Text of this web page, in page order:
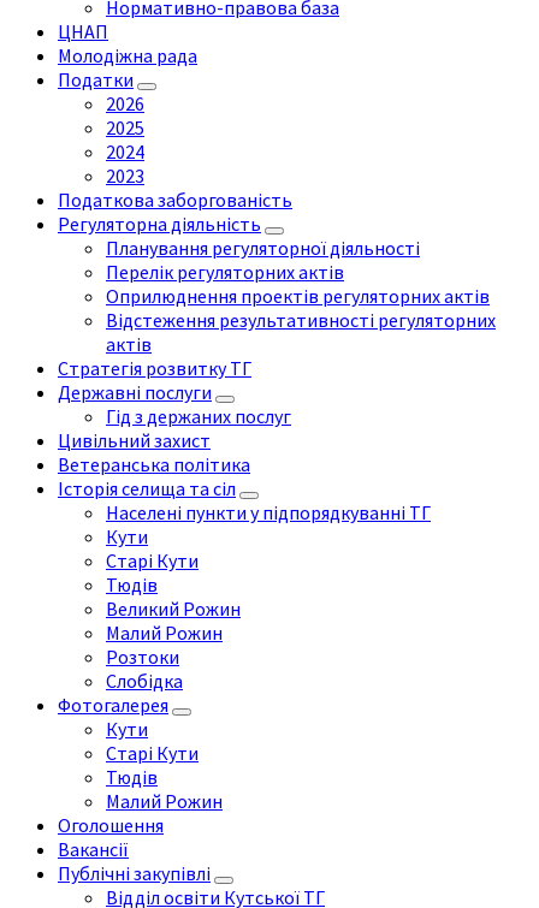
Нормативно-правова база
ЦНАП
Молодіжна рада
Податки
2026
2025
2024
2023
Податкова заборгованість
Регуляторна діяльність
Планування регуляторної діяльності
Перелік регуляторних актів
Оприлюднення проектів регуляторних актів
Відстеження результативності регуляторних
актів
Стратегія розвитку ТГ
Державні послуги
Гід з держаних послуг
Цивільний захист
Ветеранська політика
Історія селища та сіл
Населені пункти у підпорядкуванні ТГ
Кути
Старі Кути
Тюдів
Великий Рожин
Малий Рожин
Розтоки
Слобідка
Фотогалерея
Кути
Старі Кути
Тюдів
Малий Рожин
Оголошення
Вакансії
Публічні закупівлі
Відділ освіти Кутської ТГ